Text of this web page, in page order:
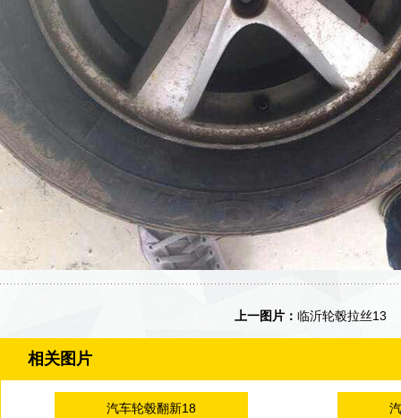
上一图片：临沂轮毂拉丝13
相关图片
汽车轮毂翻新18